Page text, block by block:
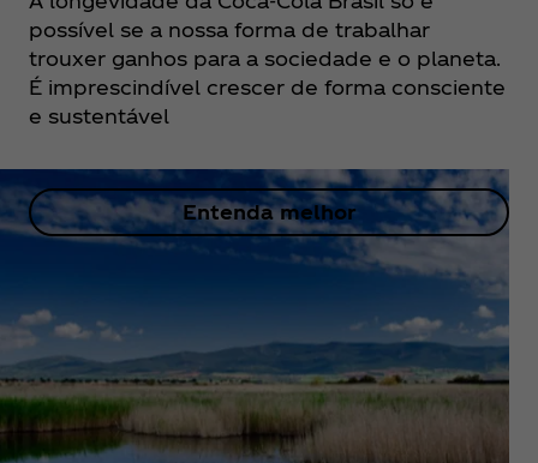
possível se a nossa forma de trabalhar
trouxer ganhos para a sociedade e o planeta.
É imprescindível crescer de forma consciente
e sustentável
Entenda melhor